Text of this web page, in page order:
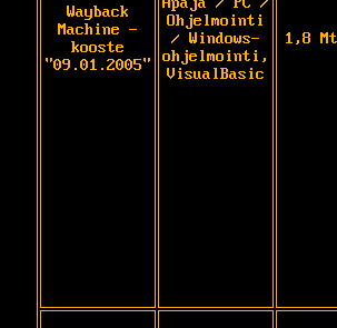
Wayback
Machine -
kooste
"09.01.2005"
Ohjelmointi
/ Windows-
ohjelmointi,
VisualBasic
1,8 Mt